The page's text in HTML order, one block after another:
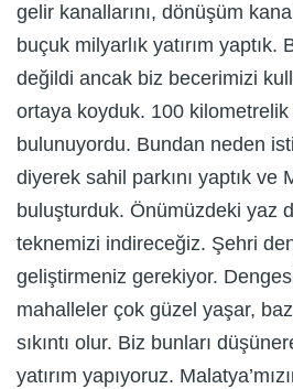
gelir kanallarını, dönüşüm
buçuk milyarlık yatırım
değildi ancak biz becerimizi
ortaya koyduk. 100 kilometrelik
bulunuyordu. Bundan neden
diyerek sahil parkını yaptık ve
buluşturduk. Önümüzdeki yaz
teknemizi indireceğiz. Şehri
geliştirmeniz gerekiyor.
mahalleler çok güzel yaşar,
sıkıntı olur. Biz bunları
yatırım yapıyoruz.